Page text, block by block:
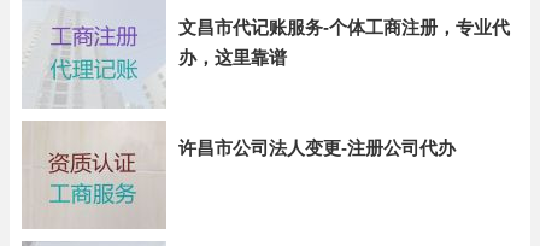
文昌市代记账服务-个体工商注册，专业代
办，这里靠谱
许昌市公司法人变更-注册公司代办